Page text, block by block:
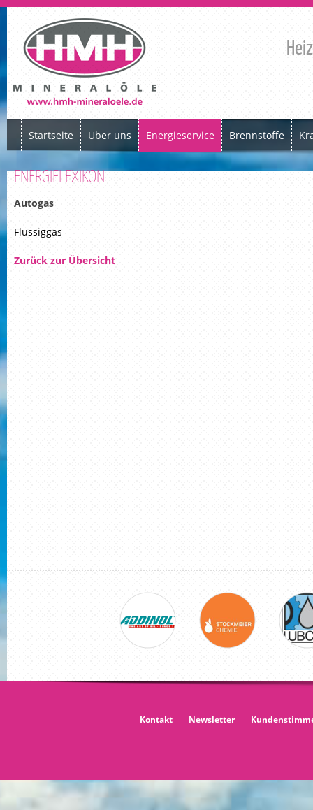
Startseite Über uns Energieservice Brennstoffe
ENERGIELEXIKON
Autogas
Flüssiggas
Zurück zur Übersicht
Kontakt Newsletter